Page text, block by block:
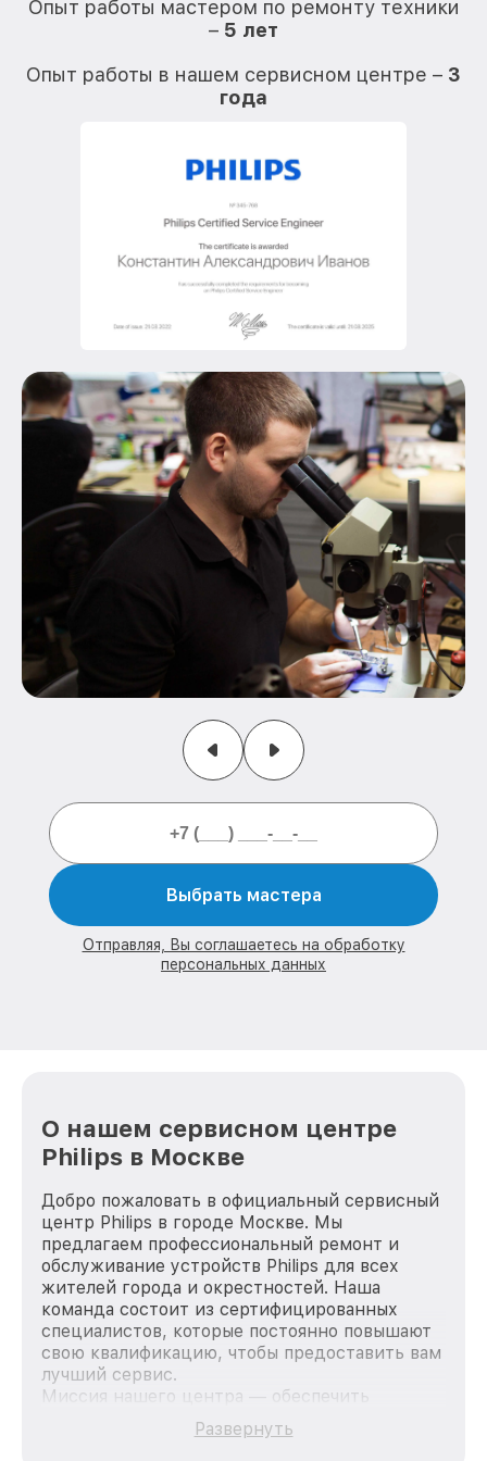
Опыт работы мастером по ремонту техники
– 5 лет
Опыт работы в нашем сервисном центре – 3
года
Выбрать мастера
Отправляя, Вы соглашаетесь на обработку
персональных данных
О нашем сервисном центре
Philips в Москве
Добро пожаловать в официальный сервисный
центр Philips в городе Москве. Мы
предлагаем профессиональный ремонт и
обслуживание устройств Philips для всех
жителей города и окрестностей. Наша
команда состоит из сертифицированных
специалистов, которые постоянно повышают
свою квалификацию, чтобы предоставить вам
лучший сервис.
Миссия нашего центра — обеспечить
качественный и доступный ремонт для
каждого пользователя продукции Philips, вне
Развернуть